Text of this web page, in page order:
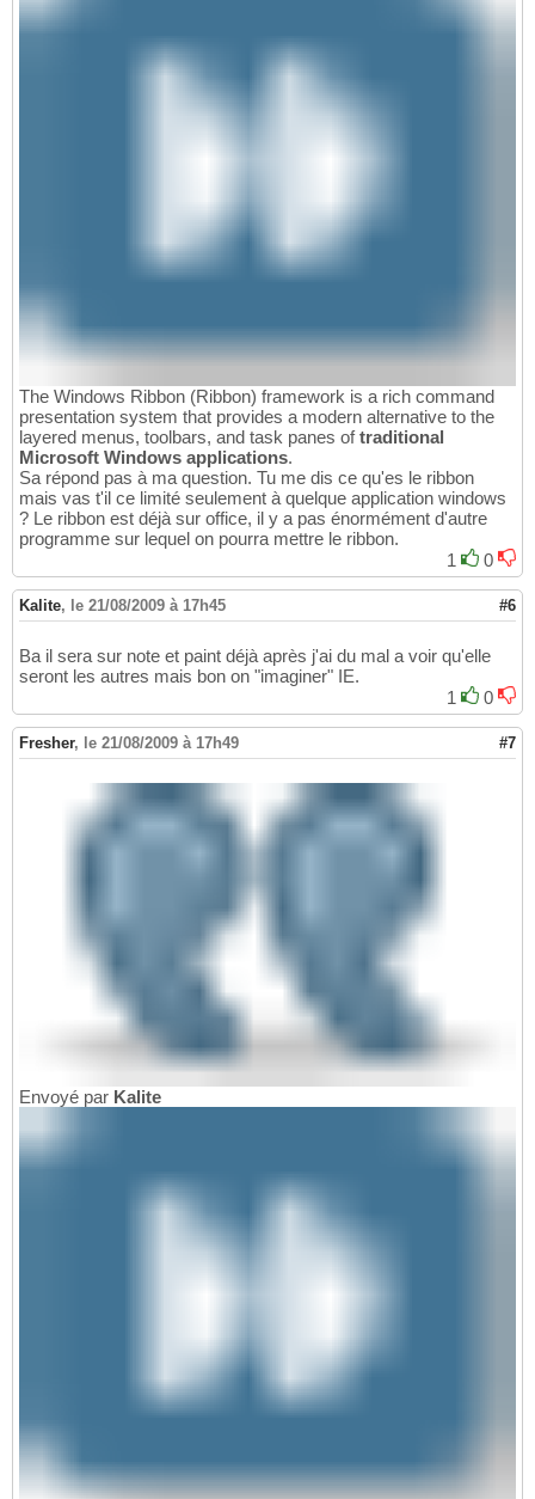
The Windows Ribbon (Ribbon) framework is a rich command
presentation system that provides a modern alternative to the
layered menus, toolbars, and task panes oftraditional
Microsoft Windows applications.
Sa répond pas à ma question. Tu me dis ce qu'es le ribbon
mais vas t'il ce limité seulement à quelque application windows
? Le ribbon est déjà sur office, il y a pas énormément d'autre
programme sur lequel on pourra mettre le ribbon.
1
0
Kalite, le 21/08/2009 à 17h45 #6
Ba il sera sur note et paint déjà après j'ai du mal a voir qu'elle
seront les autres mais bon on "imaginer" IE.
1
0
Fresher, le 21/08/2009 à 17h49 #7
Envoyé par Kalite